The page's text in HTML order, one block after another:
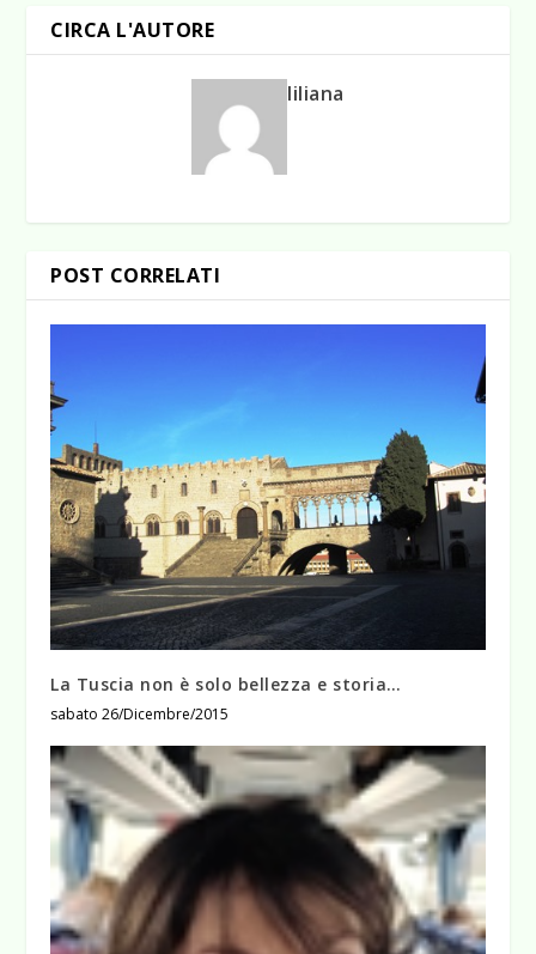
CIRCA L'AUTORE
liliana
POST CORRELATI
La Tuscia non è solo bellezza e storia…
sabato 26/Dicembre/2015